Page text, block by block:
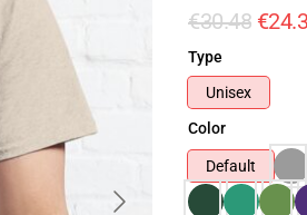
€30.48
Type
Unisex
Color
Default